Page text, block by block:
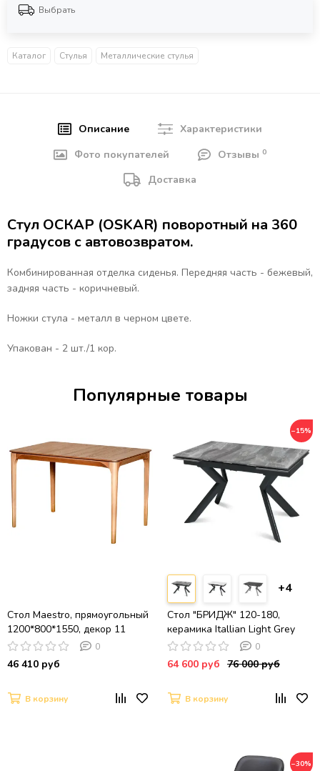
Выбрать
Каталог Стулья Металлические стулья
Описание
Характеристики
Фото покупателей
Отзывы 0
Доставка
Стул ОСКАР (OSKAR) поворотный на 360
градусов с автовозвратом.
Комбинированная отделка сиденья. Передняя часть - бежевый,
задняя часть - коричневый.
Ножки стула - металл в черном цвете.
Упакован - 2 шт./1 кор.
Популярные товары
Стол Maestro, прямоугольный
1200*800*1550, декор 11
0
46 410 руб
В корзину
−15%
+4
Стол "БРИДЖ" 120-180,
керамика Itallian Light Grey
глянц., опоры черный муар
0
64 600 руб 76 000 руб
В корзину
−30%